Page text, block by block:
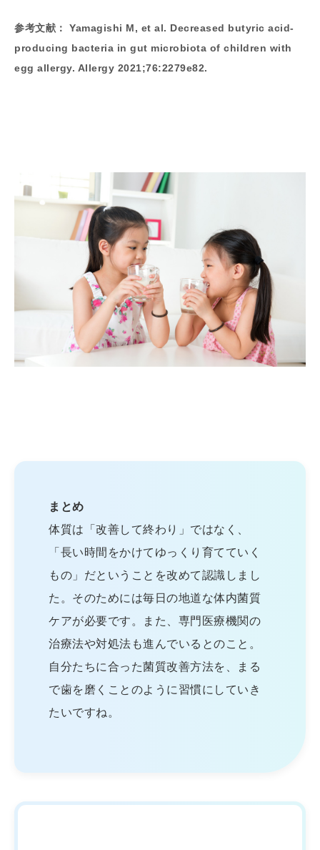
参考文献： Yamagishi M, et al. Decreased butyric acid-
producing bacteria in gut microbiota of children with
egg allergy. Allergy 2021;76:2279e82.
まとめ
体質は「改善して終わり」ではなく、
「長い時間をかけてゆっくり育てていく
もの」だということを改めて認識しまし
た。そのためには毎日の地道な体内菌質
ケアが必要です。また、専門医療機関の
治療法や対処法も進んでいるとのこと。
自分たちに合った菌質改善方法を、まる
で歯を磨くことのように習慣にしていき
たいですね。